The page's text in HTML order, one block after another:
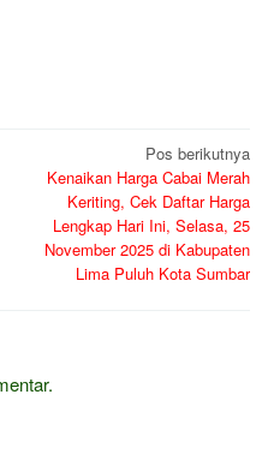
Pos berikutnya
Kenaikan Harga Cabai Merah
Keriting, Cek Daftar Harga
Lengkap Hari Ini, Selasa, 25
November 2025 di Kabupaten
Lima Puluh Kota Sumbar